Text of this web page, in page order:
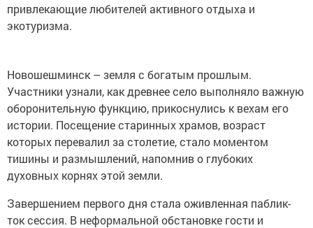
привлекающие любителей активного отдыха и
экотуризма.
Новошешминск – земля с богатым прошлым.
Участники узнали, как древнее село выполняло важную
оборонительную функцию, прикоснулись к вехам его
истории. Посещение старинных храмов, возраст
которых перевалил за столетие, стало моментом
тишины и размышлений, напомнив о глубоких
духовных корнях этой земли.
Завершением первого дня стала оживленная паблик-
ток сессия. В неформальной обстановке гости и